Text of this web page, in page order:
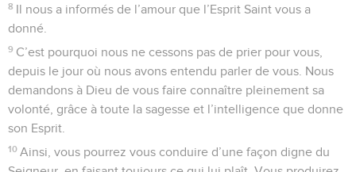
8 Il nous a informés de l’amour que l’Esprit Saint vous a
donné.
9 C’est pourquoi nous ne cessons pas de prier pour vous,
depuis le jour où nous avons entendu parler de vous. Nous
demandons à Dieu de vous faire connaître pleinement sa
volonté, grâce à toute la sagesse et l’intelligence que donne
son Esprit.
10 Ainsi, vous pourrez vous conduire d’une façon digne du